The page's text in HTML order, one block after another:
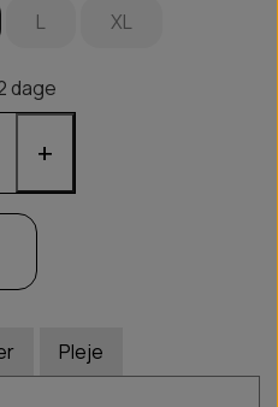
L XL
dage
+
Pleje